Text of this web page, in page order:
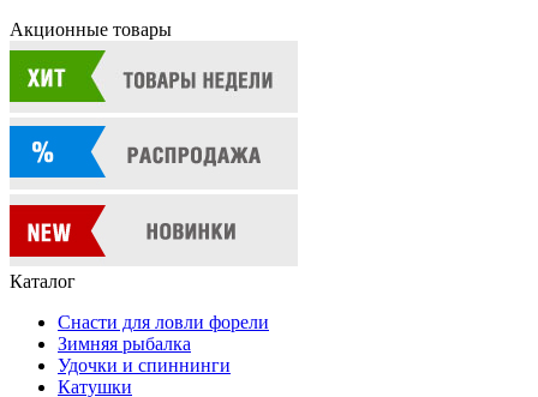
Акционные товары
Каталог
Снасти для ловли форели
Зимняя рыбалка
Удочки и спиннинги
Катушки